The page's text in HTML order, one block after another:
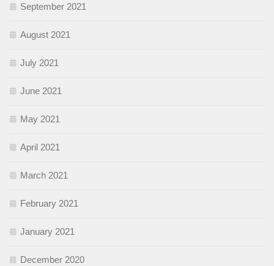
September 2021
August 2021
July 2021
June 2021
May 2021
April 2021
March 2021
February 2021
January 2021
December 2020